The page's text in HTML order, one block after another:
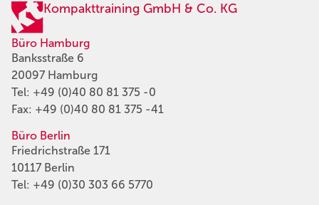
Kompakttraining GmbH & Co. KG
Büro Hamburg
Banksstraße 6
20097 Hamburg
Tel: +49 (0)40 80 81 375 -0
Fax: +49 (0)40 80 81 375 -41
Büro Berlin
Friedrichstraße 171
10117 Berlin
Tel: +49 (0)30 303 66 5770